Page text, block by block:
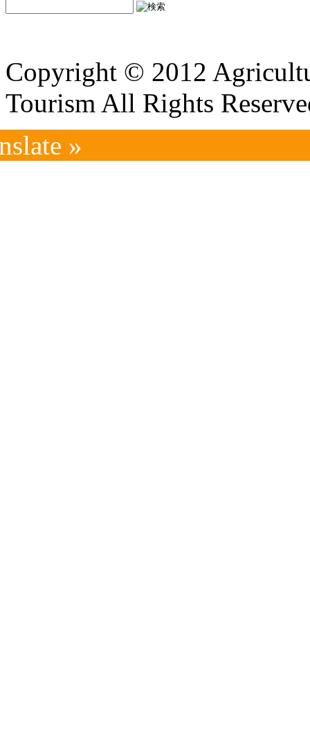
Copyright © 2012
Tourism All Rights
»